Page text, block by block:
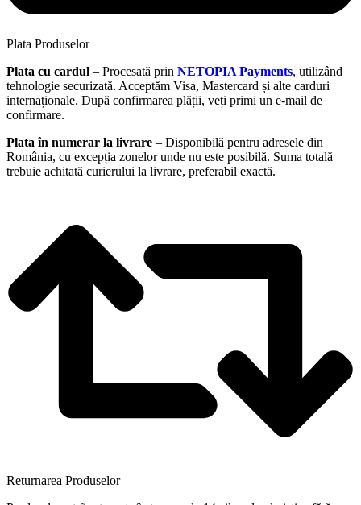
Plata Produselor
Plata cu cardul – Procesată prin NETOPIA Payments, utilizând
tehnologie securizată. Acceptăm Visa, Mastercard și alte carduri
internaționale. După confirmarea plății, veți primi un e-mail de
confirmare.
Plata în numerar la livrare – Disponibilă pentru adresele din
România, cu excepția zonelor unde nu este posibilă. Suma totală
trebuie achitată curierului la livrare, preferabil exactă.
Returnarea Produselor